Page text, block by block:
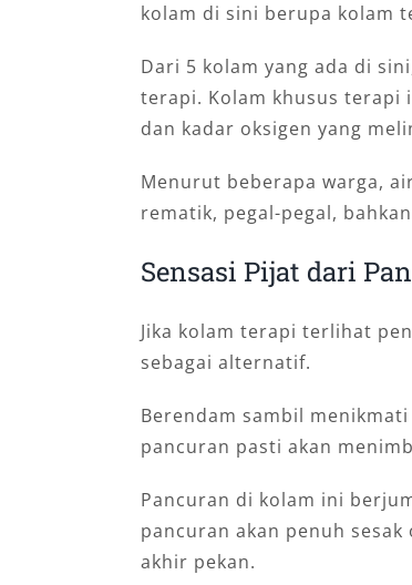
kolam di sini berupa kolam
Dari 5 kolam yang ada di
terapi. Kolam khusus terapi
dan kadar oksigen yang
Menurut beberapa warga,
rematik, pegal-pegal,
Sensasi Pijat dari
Jika kolam terapi terlihat
sebagai alternatif.
Berendam sambil
pancuran pasti akan
Pancuran di kolam ini
pancuran akan penuh
akhir pekan.